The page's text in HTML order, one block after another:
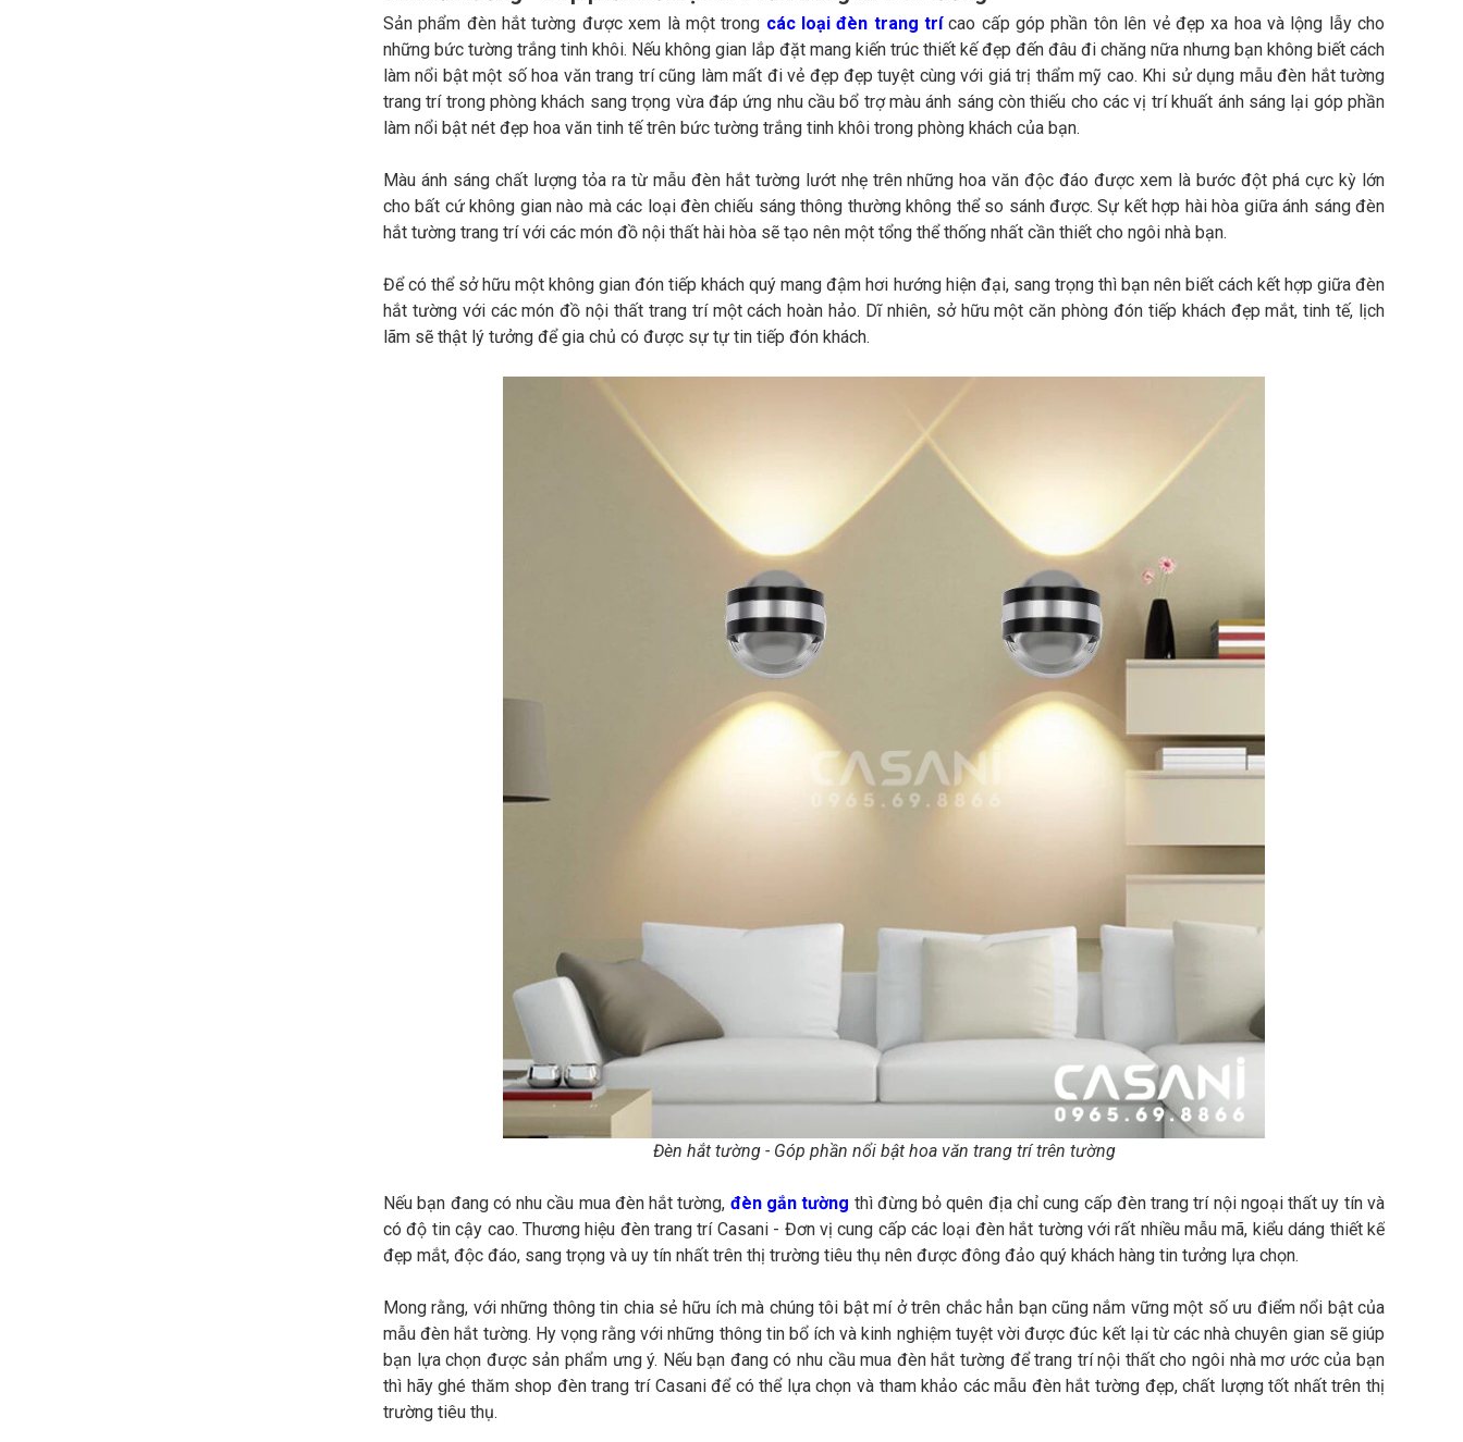
Sản phẩm đèn hắt tường được xem là một trong các loại đèn trang trícao cấp góp phần tôn lên vẻ đẹp xa hoa và lộng lẫy cho
những bức tường trắng tinh khôi. Nếu không gian lắp đặt mang kiến trúc thiết kế đẹp đến đâu đi chăng nữa nhưng bạn không biết cách
làm nổi bật một số hoa văn trang trí cũng làm mất đi vẻ đẹp đẹp tuyệt cùng với giá trị thẩm mỹ cao. Khi sử dụng mẫu đèn hắt tường
trang trí trong phòng khách sang trọng vừa đáp ứng nhu cầu bổ trợ màu ánh sáng còn thiếu cho các vị trí khuất ánh sáng lại góp phần
làm nổi bật nét đẹp hoa văn tinh tế trên bức tường trắng tinh khôi trong phòng khách của bạn.
Màu ánh sáng chất lượng tỏa ra từ mẫu đèn hắt tường lướt nhẹ trên những hoa văn độc đáo được xem là bước đột phá cực kỳ lớn
cho bất cứ không gian nào mà các loại đèn chiếu sáng thông thường không thể so sánh được. Sự kết hợp hài hòa giữa ánh sáng đèn
hắt tường trang trí với các món đồ nội thất hài hòa sẽ tạo nên một tổng thể thống nhất cần thiết cho ngôi nhà bạn.
Để có thể sở hữu một không gian đón tiếp khách quý mang đậm hơi hướng hiện đại, sang trọng thì bạn nên biết cách kết hợp giữa đèn
hắt tường với các món đồ nội thất trang trí một cách hoàn hảo. Dĩ nhiên, sở hữu một căn phòng đón tiếp khách đẹp mắt, tinh tế, lịch
lãm sẽ thật lý tưởng để gia chủ có được sự tự tin tiếp đón khách.
Đèn hắt tường - Góp phần nổi bật hoa văn trang trí trên tường
Nếu bạn đang có nhu cầu mua đèn hắt tường, đèn gắn tường thì đừng bỏ quên địa chỉ cung cấp đèn trang trí nội ngoại thất uy tín và
có độ tin cậy cao. Thương hiệu đèn trang trí Casani - Đơn vị cung cấp các loại đèn hắt tường với rất nhiều mẫu mã, kiểu dáng thiết kế
đẹp mắt, độc đáo, sang trọng và uy tín nhất trên thị trường tiêu thụ nên được đông đảo quý khách hàng tin tưởng lựa chọn.
Mong rằng, với những thông tin chia sẻ hữu ích mà chúng tôi bật mí ở trên chắc hẳn bạn cũng nắm vững một số ưu điểm nổi bật của
mẫu đèn hắt tường. Hy vọng rằng với những thông tin bổ ích và kinh nghiệm tuyệt vời được đúc kết lại từ các nhà chuyên gian sẽ giúp
bạn lựa chọn được sản phẩm ưng ý. Nếu bạn đang có nhu cầu mua đèn hắt tường để trang trí nội thất cho ngôi nhà mơ ước của bạn
thì hãy ghé thăm shop đèn trang trí Casani để có thể lựa chọn và tham khảo các mẫu đèn hắt tường đẹp, chất lượng tốt nhất trên thị
trường tiêu thụ.